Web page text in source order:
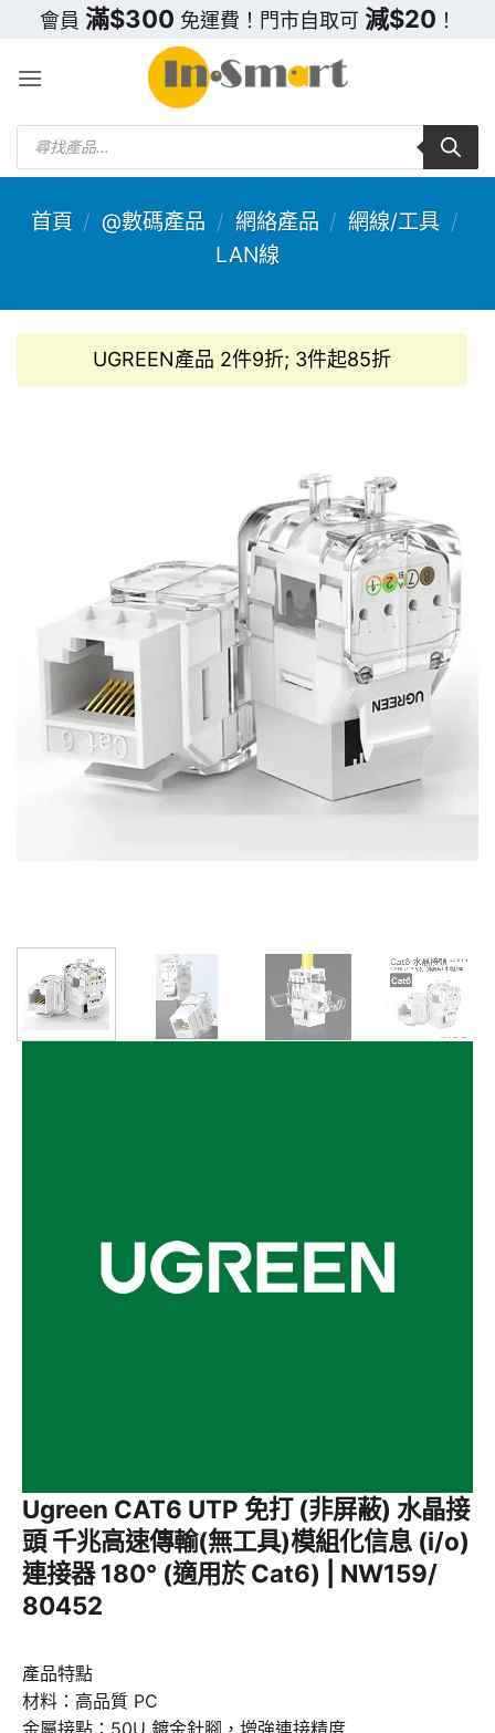
content
會員 滿$300 免運費！門市自取可 減$20 ！
Products
search
首頁 / @數碼產品 / 網絡產品 / 網線/工具 /
LAN線
UGREEN產品 2件9折; 3件起85折
Ugreen CAT6 UTP 免打 (非屏蔽) 水晶接
頭 千兆高速傳輸(無工具)模組化信息 (i/o)
連接器 180° (適用於 Cat6) | NW159/
80452
產品特點
材料：高品質 PC
金屬接點：50U 鍍金針腳，增強連接精度